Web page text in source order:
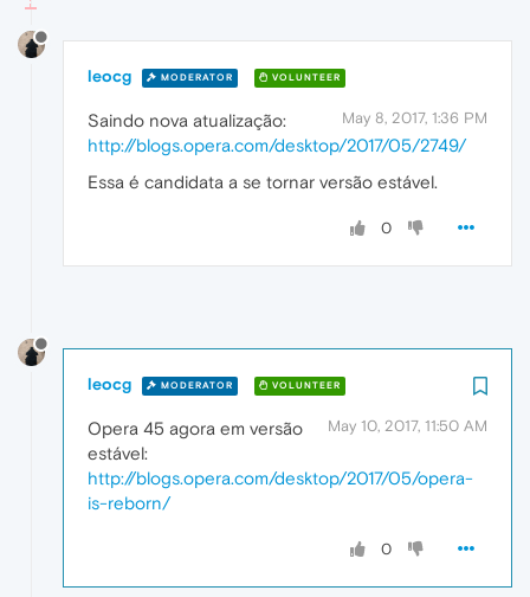
leocg MODERATOR VOLUNTEER
May 8, 2017, 1:36 PM
Saindo nova atualização:
http://blogs.opera.com/desktop/2017/05/2749/
Essa é candidata a se tornar versão estável.
0
leocg MODERATOR VOLUNTEER
May 10, 2017, 11:50 AM
Opera 45 agora em versão
estável:
http://blogs.opera.com/desktop/2017/05/opera-
is-reborn/
0